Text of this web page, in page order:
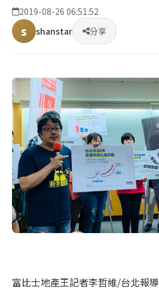
2019-08-26 06:51:52
s shanstar 分享
富比士地產王記者李哲維/台北報導